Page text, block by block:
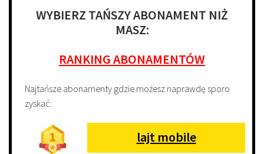
WYBIERZ TAŃSZY ABONAMENT NIŻ
MASZ:
RANKING ABONAMENTÓW
Najtańsze abonamenty gdzie możesz naprawdę sporo
zyskać:
lajt mobile